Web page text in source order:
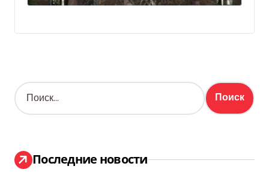
Н
а
:
Последние новости